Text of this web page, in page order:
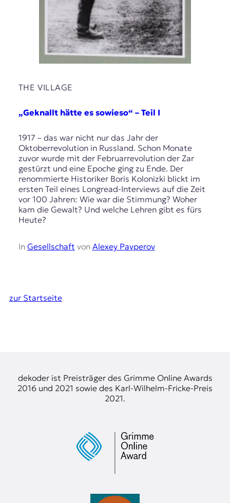
THE VILLAGE
„Geknallt hätte es sowieso“ – Teil I
1917 – das war nicht nur das Jahr der
Oktoberrevolution in Russland. Schon Monate
zuvor wurde mit der Februarrevolution der Zar
gestürzt und eine Epoche ging zu Ende. Der
renommierte Historiker Boris Kolonizki blickt im
ersten Teil eines Longread-Interviews auf die Zeit
vor 100 Jahren: Wie war die Stimmung? Woher
kam die Gewalt? Und welche Lehren gibt es fürs
Heute?
In Gesellschaft von Alexey Pavperov
zur Startseite
dekoder ist Preisträger des Grimme Online Awards
2016 und 2021 sowie des Karl-Wilhelm-Fricke-Preis
2021.